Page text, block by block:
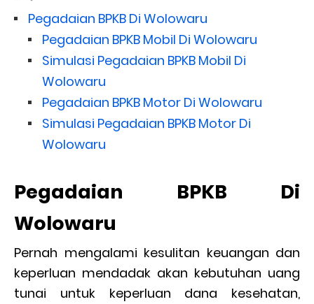
Pegadaian BPKB Di Wolowaru
Pegadaian BPKB Mobil Di Wolowaru
Simulasi Pegadaian BPKB Mobil Di
Wolowaru
Pegadaian BPKB Motor Di Wolowaru
Simulasi Pegadaian BPKB Motor Di
Wolowaru
Pegadaian BPKB Di
Wolowaru
Pernah mengalami kesulitan keuangan dan
keperluan mendadak akan kebutuhan uang
tunai untuk keperluan dana kesehatan,